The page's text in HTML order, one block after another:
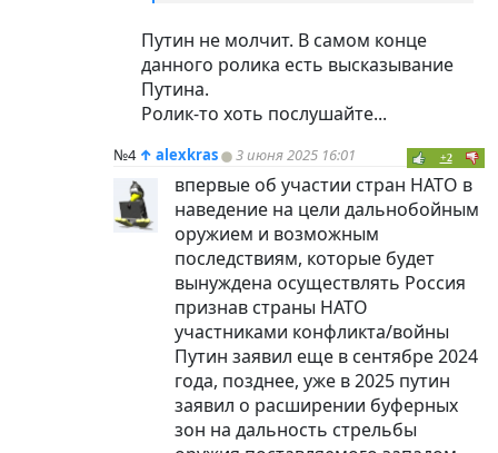
Путин не молчит. В самом конце
данного ролика есть высказывание
Путина.
Ролик-то хоть послушайте...
№4 ↑ alexkras 3 июня 2025 16:01 +2
впервые об участии стран НАТО в
наведение на цели дальнобойным
оружием и возможным
последствиям, которые будет
вынуждена осуществлять Россия
признав страны НАТО
участниками конфликта/войны
Путин заявил еще в сентябре 2024
года, позднее, уже в 2025 путин
заявил о расширении буферных
зон на дальность стрельбы